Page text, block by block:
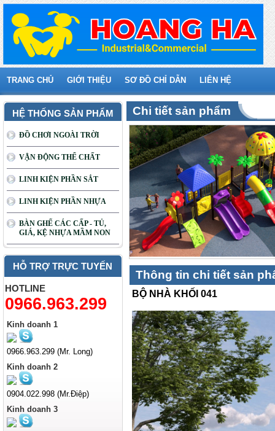
TRANG CHỦ GIỚI THIỆU SƠ ĐỒ CHỈ DẪN LIÊN HỆ
HỆ THỐNG SẢN PHẨM
ĐỒ CHƠI NGOÀI TRỜI
VẬN ĐỘNG THỂ CHẤT
LINH KIỆN PHẦN SẮT
LINH KIỆN PHẦN NHỰA
BÀN GHẾ CÁC CẤP - TỦ,
GIÁ, KỆ NHỰA MẦM NON
HỖ TRỢ TRỰC TUYẾN
HOTLINE
0966.963.299
Kinh doanh 1
0966.963.299 (Mr. Long)
Kinh doanh 2
0904.022.998 (Mr.Điệp)
Kinh doanh 3
Chi tiết sản phẩm
Thông tin chi tiết sản
BỘ NHÀ KHỐI 041